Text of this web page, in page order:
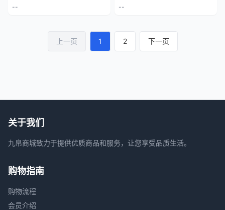
-- --
上一页 1 2 下一页
关于我们
九帛商城致力于提供优质商品和服务，让您享受品质生活。
购物指南
购物流程
会员介绍